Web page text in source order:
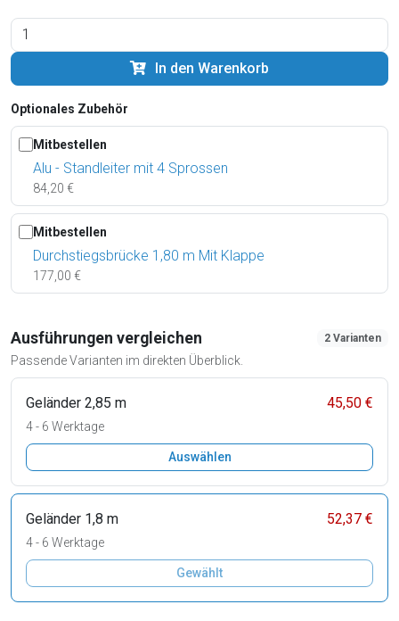
In den Warenkorb
Optionales Zubehör
Mitbestellen
Alu - Standleiter mit 4 Sprossen
84,20 €
Mitbestellen
Durchstiegsbrücke 1,80 m Mit Klappe
177,00 €
Ausführungen vergleichen
Passende Varianten im direkten Überblick.
2 Varianten
Geländer 2,85 m 45,50 €
4 - 6 Werktage
Auswählen
Geländer 1,8 m 52,37 €
4 - 6 Werktage
Gewählt